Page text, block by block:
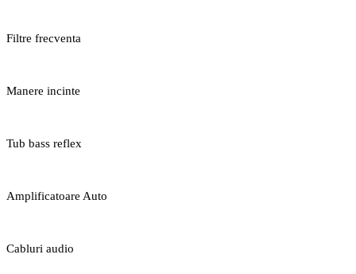
Filtre frecventa
Manere incinte
Tub bass reflex
Amplificatoare Auto
Cabluri audio